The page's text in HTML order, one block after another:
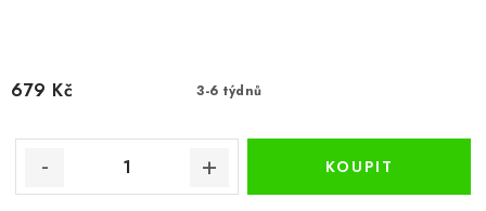
3-6 týdnů
679 Kč